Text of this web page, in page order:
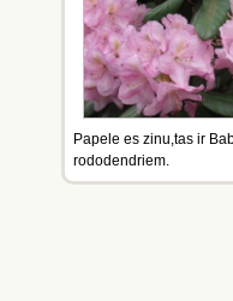
Papele es zinu,tas ir
rododendriem.